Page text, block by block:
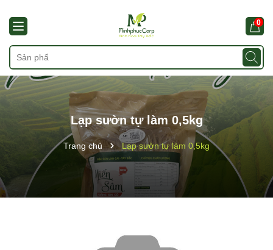
0
Lạp sườn tự làm 0,5kg
Trang chủ Lạp sườn tự làm 0,5kg